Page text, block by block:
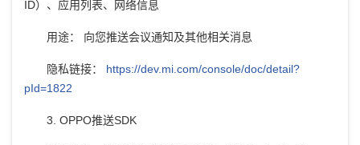
ID）、应用列表、网络信息
用途： 向您推送会议通知及其他相关消息
隐私链接： https://dev.mi.com/console/doc/detail?
pId=1822
3. OPPO推送SDK